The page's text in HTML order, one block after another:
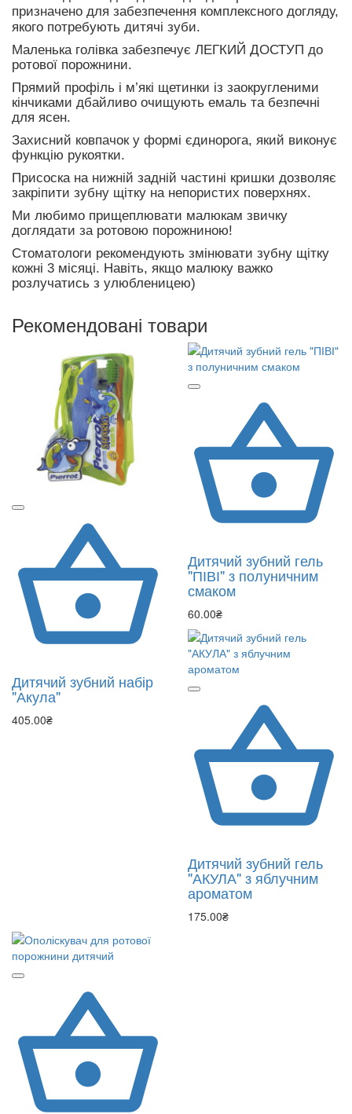
призначено для забезпечення комплексного догляду,
якого потребують дитячі зуби.
Маленька голівка забезпечує ЛЕГКИЙ ДОСТУП до
ротової порожнини.
Прямий профіль і м’які щетинки із заокругленими
кінчиками дбайливо очищують емаль та безпечні
для ясен.
Захисний ковпачок у формі єдинорога, який виконує
функцію рукоятки.
Присоска на нижній задній частині кришки дозволяє
закріпити зубну щітку на непористих поверхнях.
Ми любимо прищеплювати малюкам звичку
доглядати за ротовою порожниною!
Стоматологи рекомендують змінювати зубну щітку
кожні 3 місяці. Навіть, якщо малюку важко
розлучатись з улюбленицею)
Рекомендовані товари
Дитячий зубний набір
"Акула"
405.00₴
Дитячий зубний гель
"ПІВІ" з полуничним
смаком
60.00₴
Дитячий зубний гель
"АКУЛА" з яблучним
ароматом
175.00₴